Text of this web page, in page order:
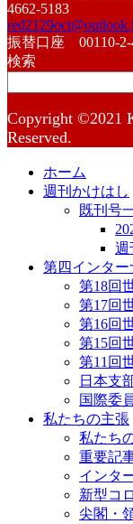
4662-5183
振替口座 00110-2-
検索
Copyright ©2021
Reserved.
ホーム
週刊かけはし
既刊号
週
第四インタ
第18回
第17回
第16回
第15回
第11回
日本支
国際委
私たちの主張
私たち
重要記
インタ
新型コ
尖閣・